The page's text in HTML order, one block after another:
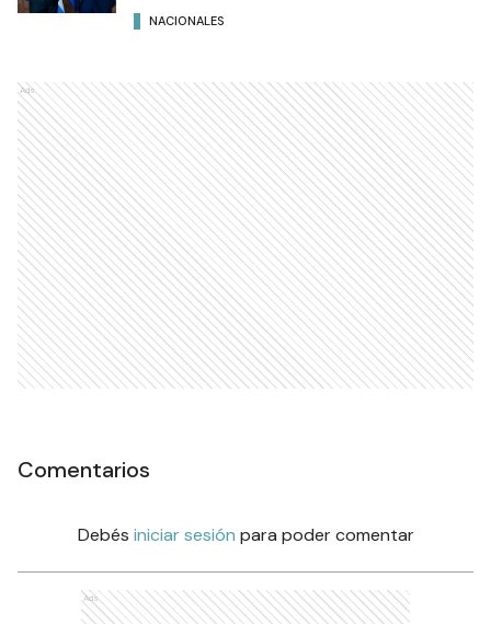
NACIONALES
Ads
Comentarios
Debés iniciar sesión para poder comentar
Ads